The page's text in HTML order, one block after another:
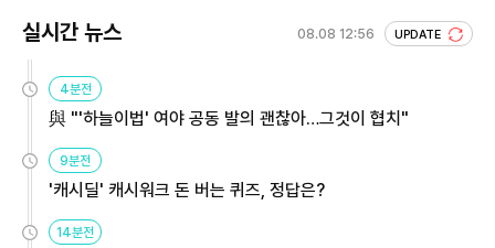
실시간 뉴스 08.08 12:56 UPDATE
4분전
與 "'하늘이법' 여야 공동 발의 괜찮아…그것이 협치"
9분전
'캐시딜' 캐시워크 돈 버는 퀴즈, 정답은?
14분전